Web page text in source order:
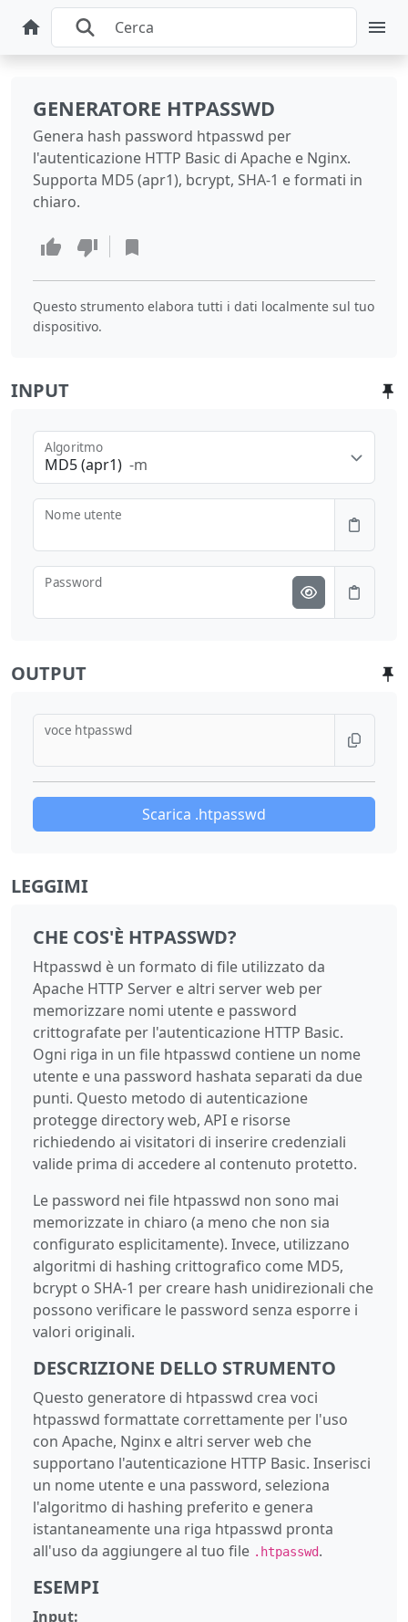
GENERATORE HTPASSWD
Genera hash password htpasswd per
l'autenticazione HTTP Basic di Apache e Nginx.
Supporta MD5 (apr1), bcrypt, SHA-1 e formati in
chiaro.
Questo strumento elabora tutti i dati localmente sul tuo
dispositivo.
INPUT
MD5 (apr1) -m
Algoritmo
Nome utente
Password
OUTPUT
voce htpasswd
Scarica .htpasswd
LEGGIMI
CHE COS'È HTPASSWD?
Htpasswd è un formato di file utilizzato da
Apache HTTP Server e altri server web per
memorizzare nomi utente e password
crittografate per l'autenticazione HTTP Basic.
Ogni riga in un file htpasswd contiene un nome
utente e una password hashata separati da due
punti. Questo metodo di autenticazione
protegge directory web, API e risorse
richiedendo ai visitatori di inserire credenziali
valide prima di accedere al contenuto protetto.
Le password nei file htpasswd non sono mai
memorizzate in chiaro (a meno che non sia
configurato esplicitamente). Invece, utilizzano
algoritmi di hashing crittografico come MD5,
bcrypt o SHA-1 per creare hash unidirezionali che
possono verificare le password senza esporre i
valori originali.
DESCRIZIONE DELLO STRUMENTO
Questo generatore di htpasswd crea voci
htpasswd formattate correttamente per l'uso
con Apache, Nginx e altri server web che
supportano l'autenticazione HTTP Basic. Inserisci
un nome utente e una password, seleziona
l'algoritmo di hashing preferito e genera
istantaneamente una riga htpasswd pronta
all'uso da aggiungere al tuo file .htpasswd.
ESEMPI
Input: